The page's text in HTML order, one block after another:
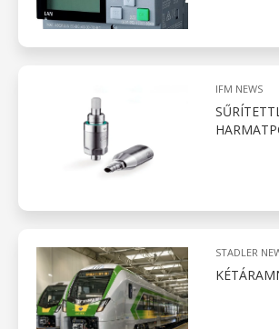
IFM NEWS
STADLER